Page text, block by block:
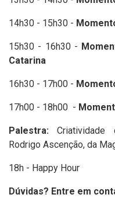
14h30 - 15h30 -
15h30 - 16h30 -
Catarina
16h30 - 17h00 -
17h00 - 18h00 -
Palestra:
Rodrigo Ascenção, da
18h - Happy Hour
Dúvidas? Entre em